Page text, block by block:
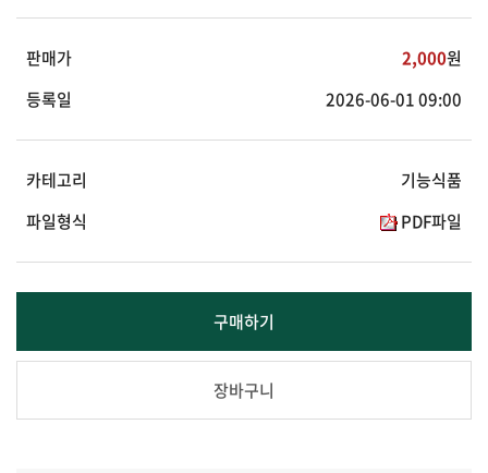
판매가 2,000원
등록일
2026-06-01 09:00
카테고리
기능식품
파일형식
PDF파일
구매하기
장바구니